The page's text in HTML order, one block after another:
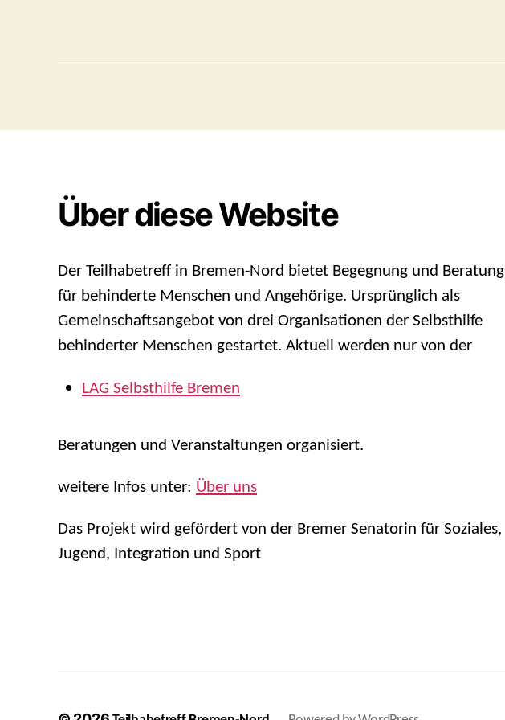
Über diese Website
Der Teilhabetreff in Bremen-Nord bietet Begegnung und Beratung
für behinderte Menschen und Angehörige. Ursprünglich als
Gemeinschaftsangebot von drei Organisationen der Selbsthilfe
behinderter Menschen gestartet. Aktuell werden nur von der
LAG Selbsthilfe Bremen
Beratungen und Veranstaltungen organisiert.
weitere Infos unter: Über uns
Das Projekt wird gefördert von der Bremer Senatorin für Soziales,
Jugend, Integration und Sport